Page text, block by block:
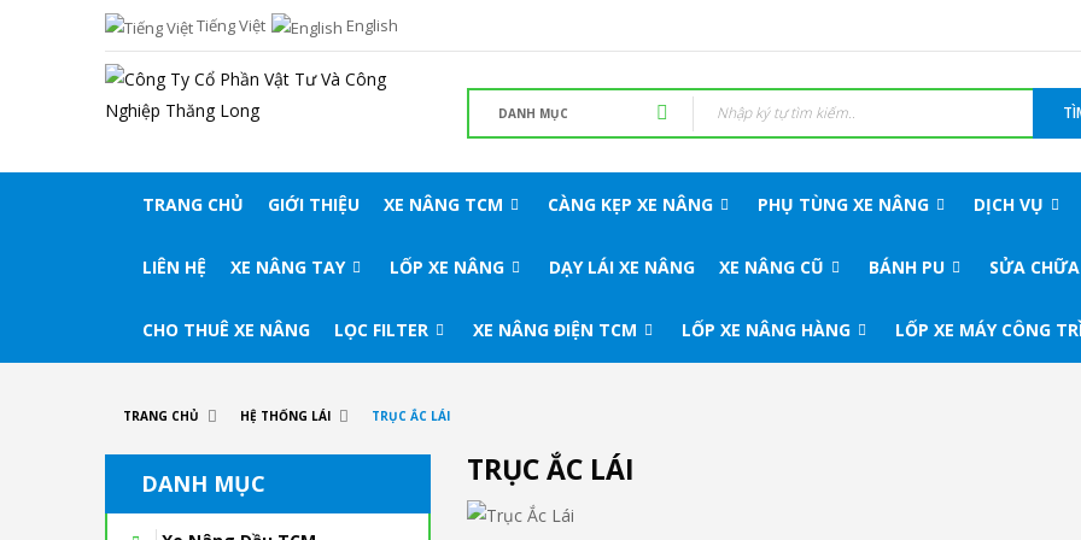
Tiếng Việt English
TRANG CHỦ GIỚI THIỆU XE NÂNG TCM CÀNG KẸP XE NÂNG PHỤ TÙNG XE NÂNG DỊCH VỤ
LIÊN HỆ XE NÂNG TAY LỐP XE NÂNG DẠY LÁI XE NÂNG XE NÂNG CŨ BÁNH PU SỬA
CHO THUÊ XE NÂNG LỌC FILTER XE NÂNG ĐIỆN TCM LỐP XE NÂNG HÀNG LỐP XE MÁY CÔNG
TRANG CHỦ HỆ THỐNG LÁI TRỤC ẮC LÁI
DANH MỤC TRỤC ẮC LÁI